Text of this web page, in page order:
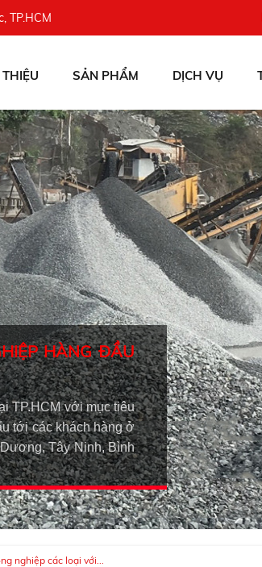
TP.HCM
SẢN PHẨM DỊCH VỤ
HÀNG ĐẦU
TP.HCM với mục tiêu
tới các khách hàng ở
Tây Ninh, Bình
nghiệp các loại với...